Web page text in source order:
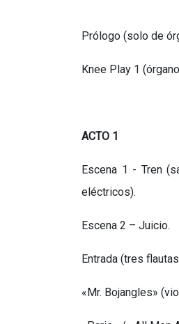
Prólogo (solo de
Knee Play 1
ACTO 1
Escena 1 - Tren
eléctricos).
Escena 2 – Juicio.
Entrada (tres
«Mr. Bojangles»